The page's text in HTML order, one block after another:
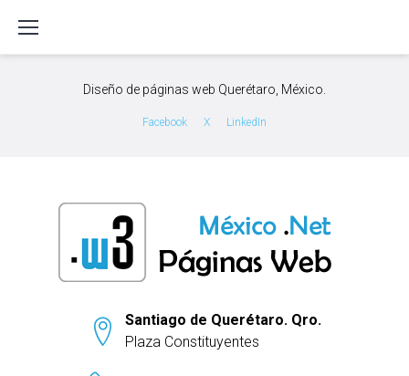
i
Diseño de páginas web Querétaro, México.
Facebook X LinkedIn
Santiago de Querétaro. Qro.
Plaza Constituyentes